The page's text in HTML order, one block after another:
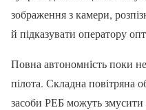
зображення з камери,
й підказувати оператору
Повна автономність поки
пілота. Складна повітряна
засоби РЕБ можуть